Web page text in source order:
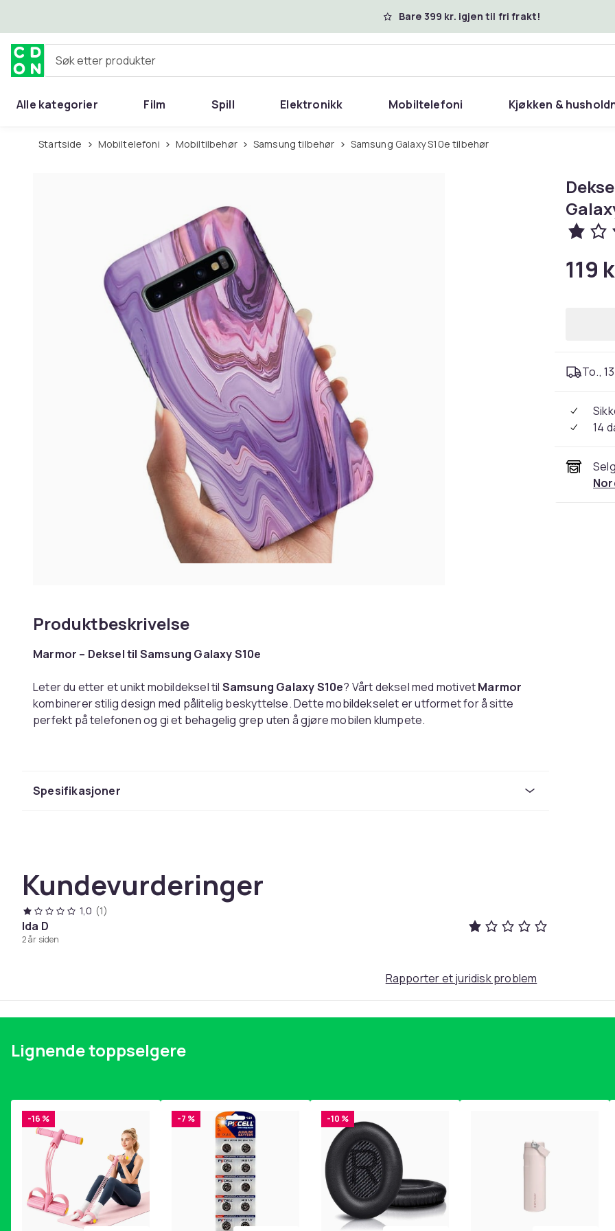
Bare 399 kr. igjen til fri frakt!
Søk etter produkter
Alle kategorier Film Spill Elektronikk Mobiltelefoni Kjøkken &
Startside Mobiltelefoni Mobiltilbehør Samsung tilbehør Samsung Galaxy S10e tilbehør
Produktbeskrivelse
Marmor – Deksel til Samsung Galaxy S10e
Leter du etter et unikt mobildeksel til Samsung Galaxy S10e? Vårt deksel med motivetMarmor
kombinerer stilig design med pålitelig beskyttelse. Dette mobildekselet er utformet for å sitte
perfekt på telefonen og gi et behagelig grep uten å gjøre mobilen klumpete.
effektivt mot riper og smuss, samtidig som telefonen beholder sin smidige følelse.
Passer: Samsung Galaxy S10e
Materiale:Slitesterk hardplast
Egenskaper:
Tynt design, nøyaktig passform, beskytter mot støt og smuss
26
Produktsikkerhetsinformasjon
Spesifikasjoner
Kundevurderinger
1,0 (1)
Ida D
2 år siden
119
To.,
14
Rapporter et juridisk problem
Lignende toppselgere
-16 % -7 % -10 %